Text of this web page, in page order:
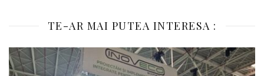
TE-AR MAI PUTEA INTERESA :